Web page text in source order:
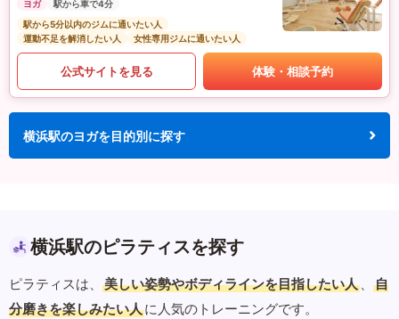
ヨガ
駅から車で4分
駅から5分以内のジムに通いたい人
運動不足を解消したい人
女性専用ジムに通いたい人
公式サイトを見る 体験・相談予約
横浜駅のヨガを目的別に探す
横浜駅のピラティスを探す
ピラティスは、 美しい姿勢やボディラインを目指したい人 、
自
分磨きを楽しみたい人に人気のトレーニングです。